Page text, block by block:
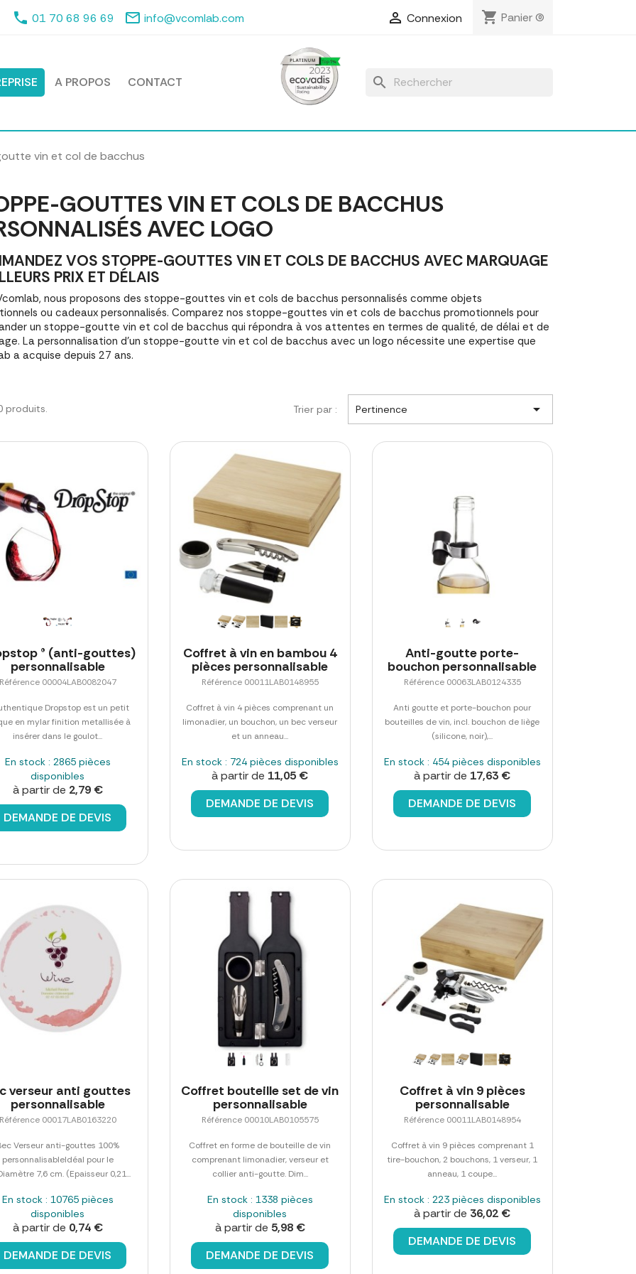
phone 01 70 68 96 69 mail_outline info@vcomlab.com  Connexion shopping_cart Panier(0)
A PROPOS CONTACT search
vin et col de bacchus
GOUTTES VIN ET COLS DE BACCHUS
AVEC LOGO
VOS STOPPE-GOUTTES VIN ET COLS DE BACCHUS AVEC MARQUAGE
PRIX ET DÉLAIS
nous proposons des stoppe-gouttes vin et cols de bacchus personnalisés comme objets
ou cadeaux personnalisés. Comparez nos stoppe-gouttes vin et cols de bacchus promotionnels pour
un stoppe-goutte vin et col de bacchus qui répondra à vos attentes en termes de qualité, de délai et de
La personnalisation d'un stoppe-goutte vin et col de bacchus avec un logo nécessite une expertise que
a acquise depuis 27 ans.
produits. Trier par : Pertinence 
® (anti-gouttes)
personnalisable
00004LAB0082047
Dropstop est un petit
en mylar finition metallisée à
insérer dans le goulot...
En stock : 2865 pièces
disponibles
à partir de 2,79 €
DEMANDE DE DEVIS
Coffret à vin en bambou 4
pièces personnalisable
Référence 00011LAB0148955
Coffret à vin 4 pièces comprenant un
limonadier, un bouchon, un bec verseur
et un anneau...
En stock : 724 pièces disponibles
à partir de 11,05 €
DEMANDE DE DEVIS
Anti-goutte porte-
bouchon personnalisable
Référence 00063LAB0124335
Anti goutte et porte-bouchon pour
bouteilles de vin, incl. bouchon de liège
(silicone, noir),...
En stock : 454 pièces disponibles
à partir de 17,63 €
DEMANDE DE DEVIS
verseur anti gouttes
personnalisable
00017LAB0163220
Verseur anti-gouttes 100%
personnalisableIdéal pour le
7,6 cm. (Epaisseur 0,21...
En stock : 10765 pièces
disponibles
à partir de 0,74 €
DEMANDE DE DEVIS
Coffret bouteille set de vin
personnalisable
Référence 00010LAB0105575
Coffret en forme de bouteille de vin
comprenant limonadier, verseur et
collier anti-goutte. Dim...
En stock : 1338 pièces
disponibles
à partir de 5,98 €
DEMANDE DE DEVIS
Coffret à vin 9 pièces
personnalisable
Référence 00011LAB0148954
Coffret à vin 9 pièces comprenant 1
tire-bouchon, 2 bouchons, 1 verseur, 1
anneau, 1 coupe...
En stock : 223 pièces disponibles
à partir de 36,02 €
DEMANDE DE DEVIS